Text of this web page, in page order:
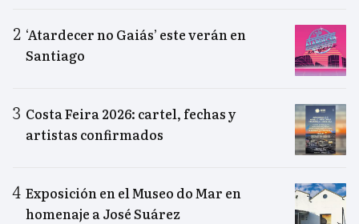
‘Atardecer no Gaiás’ este verán en
Santiago
Costa Feira 2026: cartel, fechas y
artistas confirmados
Exposición en el Museo do Mar en
homenaje a José Suárez